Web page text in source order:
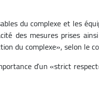
du complexe et les
des mesures prises
du complexe», selon le
d’un «strict